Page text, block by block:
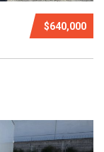
$640,000